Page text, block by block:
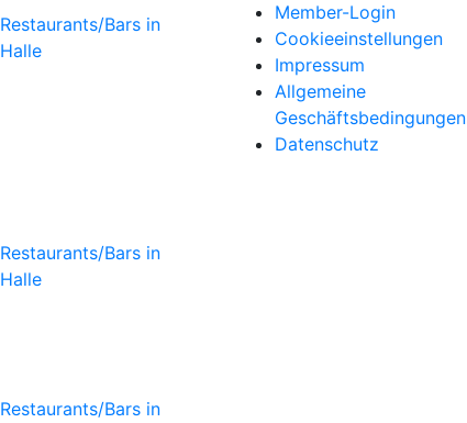
Restaurants/Bars in
Halle
Restaurants/Bars in
Halle
Restaurants/Bars in
Member-Login
Cookieeinstellungen
Impressum
Allgemeine
Geschäftsbedingungen
Datenschutz